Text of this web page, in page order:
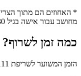
* האחוזים הם מתוך
מחושב עבור אישה בגיל 30).
כמה זמן לשרוף?
הזמן המשוער לשריפת